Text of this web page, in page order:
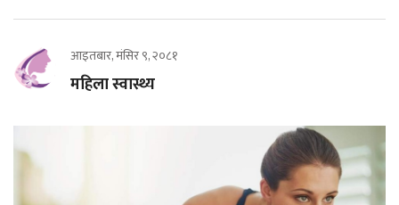
आइतबार, मंसिर ९, २०८१
महिला स्वास्थ्य